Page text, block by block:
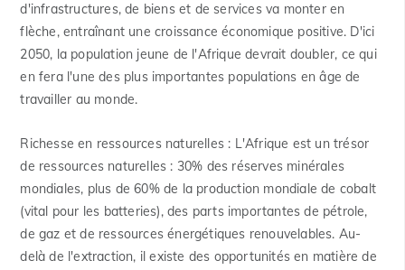
d'infrastructures, de biens et de services va monter en
flèche, entraînant une croissance économique positive. D'ici
2050, la population jeune de l'Afrique devrait doubler, ce qui
en fera l'une des plus importantes populations en âge de
travailler au monde.
Richesse en ressources naturelles : L'Afrique est un trésor
de ressources naturelles : 30% des réserves minérales
mondiales, plus de 60% de la production mondiale de cobalt
(vital pour les batteries), des parts importantes de pétrole,
de gaz et de ressources énergétiques renouvelables. Au-
delà de l'extraction, il existe des opportunités en matière de